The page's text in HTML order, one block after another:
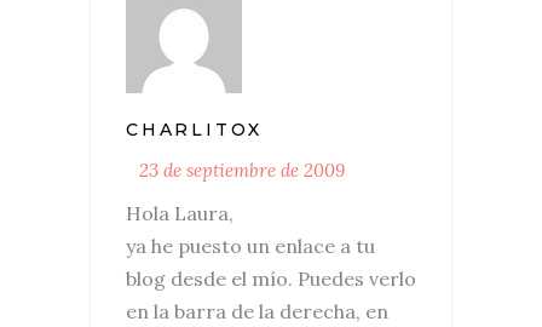
CHARLITOX
23 de septiembre de 2009
Hola Laura,
ya he puesto un enlace a tu
blog desde el mío. Puedes verlo
en la barra de la derecha, en